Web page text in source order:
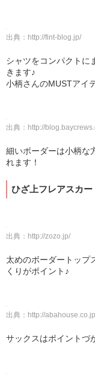
出典： http://fint-blog.jp/
シャツをコンパクトに
きます♪
小柄さんのMUSTアイ
出典： http://
細いボーダーは小柄な
れます！
ひざ上フレアスカー
出典： http://zozo.jp/
太めのボーダートップ
くりがポイント♪
出典： http://
サックスはポイントづ